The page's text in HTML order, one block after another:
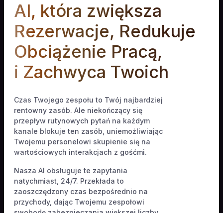
AI, która zwiększa
Rezerwacje, Redukuje
Obciążenie Pracą,
i Zachwyca Twoich
Gości
Czas Twojego zespołu to Twój najbardziej
rentowny zasób. Ale niekończący się
przepływ rutynowych pytań na każdym
kanale blokuje ten zasób, uniemożliwiając
Twojemu personelowi skupienie się na
wartościowych interakcjach z gośćmi.
Nasza AI obsługuje te zapytania
natychmiast, 24/7. Przekłada to
zaoszczędzony czas bezpośrednio na
przychody, dając Twojemu zespołowi